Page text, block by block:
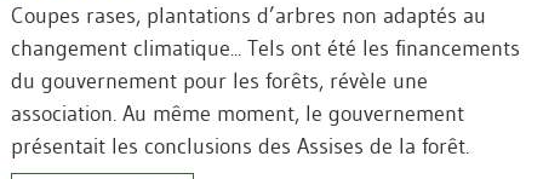
Coupes rases, plantations d’arbres non adaptés au
changement climatique... Tels ont été les financements
du gouvernement pour les forêts, révèle une
association. Au même moment, le gouvernement
présentait les conclusions des Assises de la forêt.